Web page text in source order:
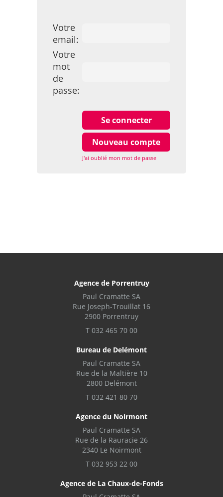
Votre
email:
Votre
mot
de
passe:
J'ai oublié mon mot de passe
Agence de Porrentruy
Paul Cramatte SA
Rue Joseph-Trouillat 16
2900 Porrentruy
T 032 465 70 00
Bureau de Delémont
Paul Cramatte SA
Rue de la Maltière 10
2800 Delémont
T 032 421 80 70
Agence du Noirmont
Paul Cramatte SA
Rue de la Rauracie 26
2340 Le Noirmont
T 032 953 22 00
Agence de La Chaux-de-Fonds